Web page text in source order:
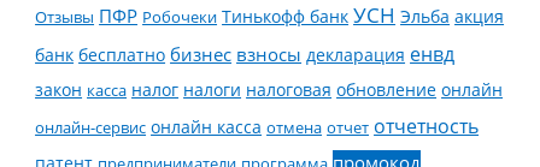
Отзывы ПФР Робочеки Тинькофф банк УСН Эльба акция
банк бесплатно бизнес взносы декларация енвд
закон касса налог налоги налоговая обновление онлайн
онлайн-сервис онлайн касса отмена отчет отчетность